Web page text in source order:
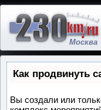
Москва
Как продвинуть
Вы создали или